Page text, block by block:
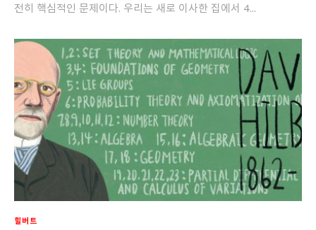
전히 핵심적인 문제이다. 우리는 새로 이사한 집에서 4...
힐버트